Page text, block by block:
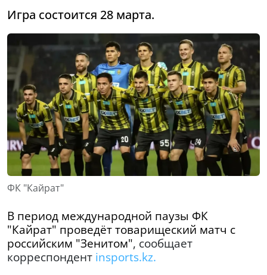
Игра состоится 28 марта.
ФК "Кайрат"
В период международной паузы ФК
"Кайрат" проведёт товарищеский матч с
российским "Зенитом", сообщает
корреспондент insports.kz.